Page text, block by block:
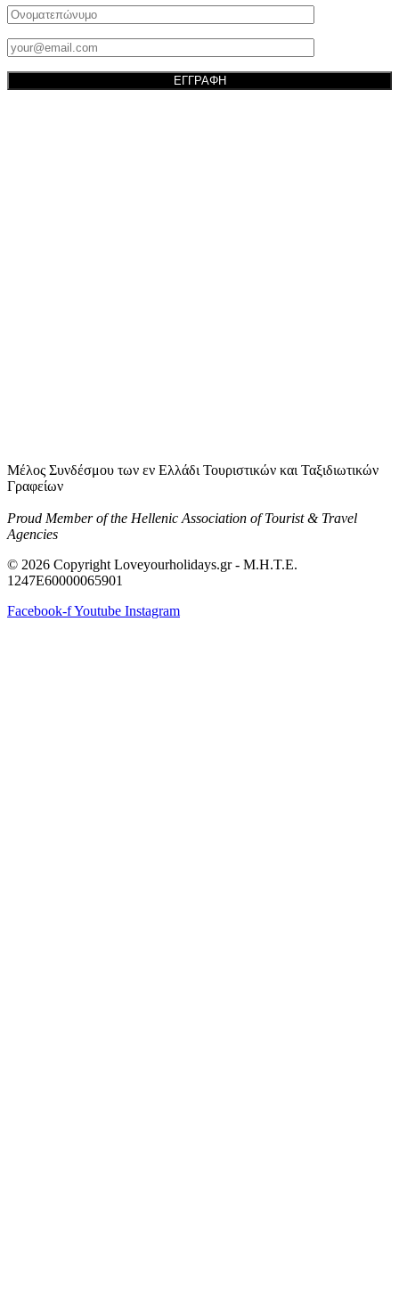
Μέλος Συνδέσμου των εν Ελλάδι Τουριστικών και Ταξιδιωτικών
Γραφείων
Proud Member of the Hellenic Association of Tourist & Travel
Agencies
© 2026 Copyright Loveyourholidays.gr - M.H.T.E.
1247Ε60000065901
Facebook-fYoutube Instagram